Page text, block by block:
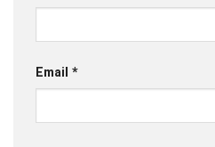
Email *